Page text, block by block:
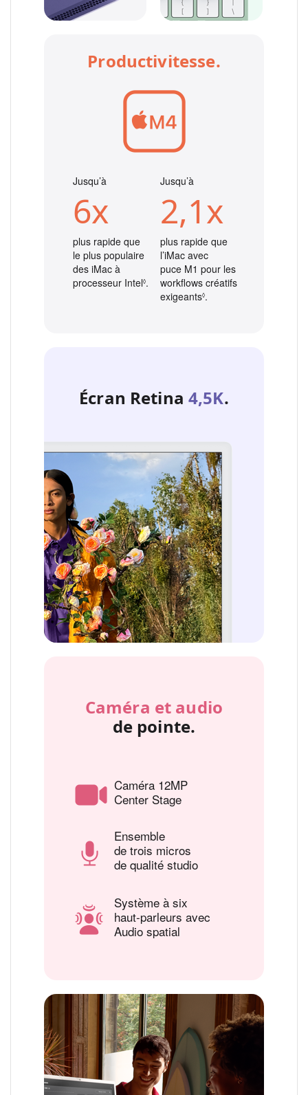
Productivitesse.
Jusqu’à
6x
plus rapide que
le plus populaire
des iMac à
processeur Intel◊Renvoi aux mentions légales
.
Jusqu’à
2,1x
plus rapide que
l’iMac avec
puce M1 pour les
workflows créatifs
exigeants◊Renvoi aux mentions
.
Écran Retina4,5K.
Caméra et audio
de pointe.
Caméra 12MP
Center Stage
Ensemble
de trois micros
de qualité studio
Système à six
haut‑parleurs avec
Audio spatial